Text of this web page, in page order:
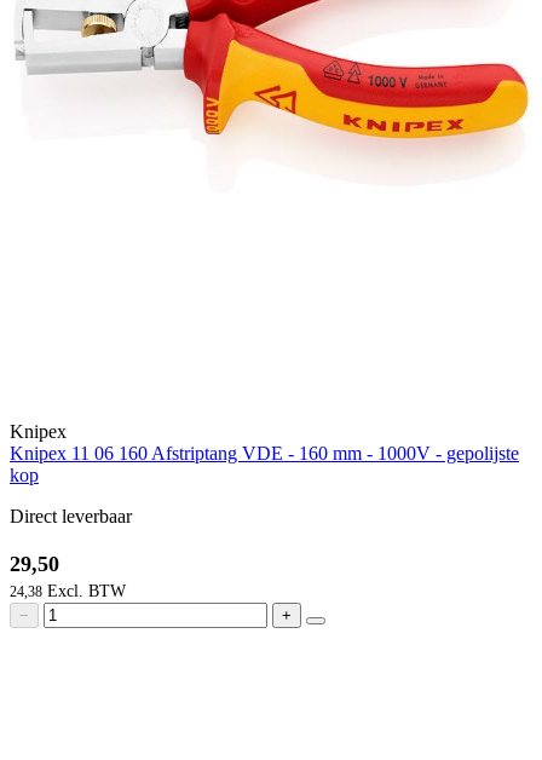
Knipex
Knipex 11 06 160 Afstriptang VDE - 160 mm - 1000V - gepolijste
kop
Direct leverbaar
29,50
24,38
− +